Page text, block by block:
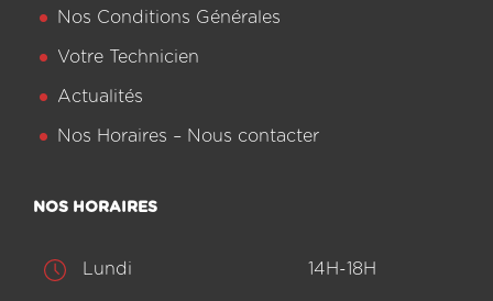
Nos Conditions Générales
Votre Technicien
Actualités
Nos Horaires – Nous contacter
NOS HORAIRES
Lundi 14H-18H